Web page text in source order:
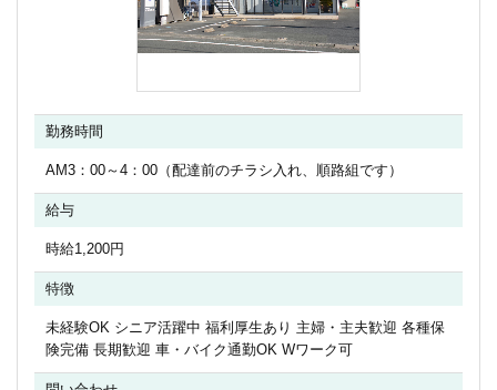
勤務時間
AM3：00～4：00（配達前のチラシ入れ、順路組です）
給与
時給1,200円
特徴
未経験OK シニア活躍中 福利厚生あり 主婦・主夫歓迎 各種保
険完備 長期歓迎 車・バイク通勤OK Wワーク可